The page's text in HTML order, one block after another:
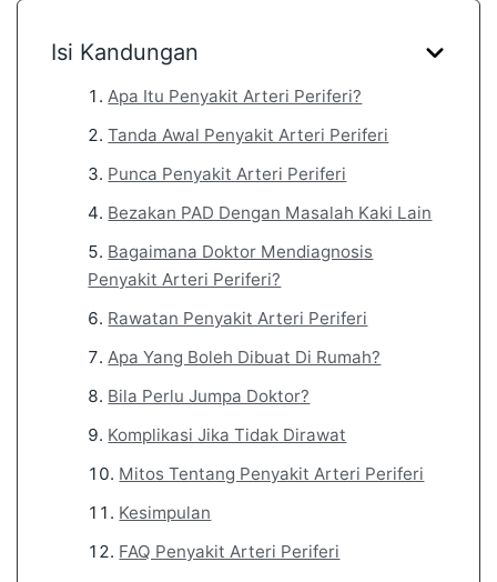
Isi Kandungan
Apa Itu Penyakit Arteri Periferi?
Tanda Awal Penyakit Arteri Periferi
Punca Penyakit Arteri Periferi
Bezakan PAD Dengan Masalah Kaki Lain
Bagaimana Doktor Mendiagnosis
Penyakit Arteri Periferi?
Rawatan Penyakit Arteri Periferi
Apa Yang Boleh Dibuat Di Rumah?
Bila Perlu Jumpa Doktor?
Komplikasi Jika Tidak Dirawat
Mitos Tentang Penyakit Arteri Periferi
Kesimpulan
FAQ Penyakit Arteri Periferi